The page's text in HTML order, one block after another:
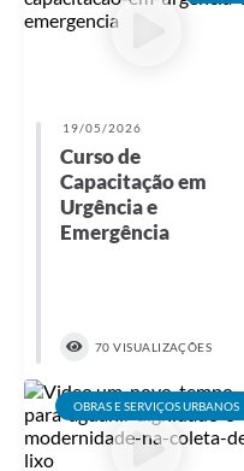
19/05/2026
Curso de
Capacitação em
Urgência e
Emergência
70 VISUALIZAÇÕES
OBRAS E SERVIÇOS URBANOS